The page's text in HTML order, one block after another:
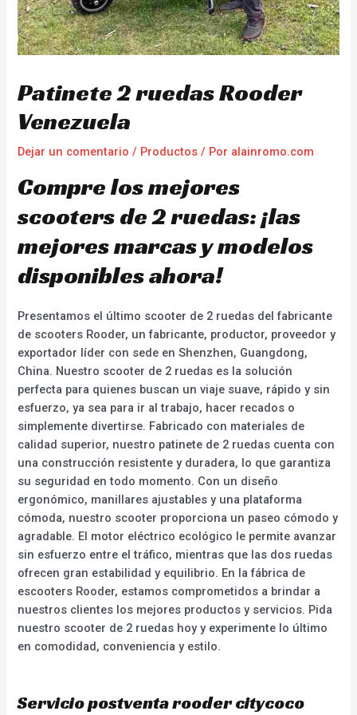
Patinete 2 ruedas Rooder
Venezuela
Dejar un comentario / Productos / Por alainromo.com
Compre los mejores
scooters de 2 ruedas: ¡las
mejores marcas y modelos
disponibles ahora!
Presentamos el último scooter de 2 ruedas del fabricante
de scooters Rooder, un fabricante, productor, proveedor y
exportador líder con sede en Shenzhen, Guangdong,
China. Nuestro scooter de 2 ruedas es la solución
perfecta para quienes buscan un viaje suave, rápido y sin
esfuerzo, ya sea para ir al trabajo, hacer recados o
simplemente divertirse. Fabricado con materiales de
calidad superior, nuestro patinete de 2 ruedas cuenta con
una construcción resistente y duradera, lo que garantiza
su seguridad en todo momento. Con un diseño
ergonómico, manillares ajustables y una plataforma
cómoda, nuestro scooter proporciona un paseo cómodo y
agradable. El motor eléctrico ecológico le permite avanzar
sin esfuerzo entre el tráfico, mientras que las dos ruedas
ofrecen gran estabilidad y equilibrio. En la fábrica de
escooters Rooder, estamos comprometidos a brindar a
nuestros clientes los mejores productos y servicios. Pida
nuestro scooter de 2 ruedas hoy y experimente lo último
en comodidad, conveniencia y estilo.
Servicio postventa rooder citycoco